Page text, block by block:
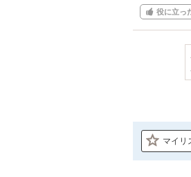
役に立っ
マイリ